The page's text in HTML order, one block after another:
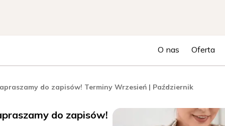
O nas Oferta
do zapisów! Terminy Wrzesień | Październik
do zapisów!